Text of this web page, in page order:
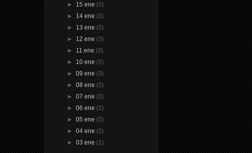
► 15 ene (3)
► 14 ene (3)
► 13 ene (3)
► 12 ene (3)
► 11 ene (3)
► 10 ene (3)
► 09 ene (3)
► 08 ene (3)
► 07 ene (3)
► 06 ene (2)
► 05 ene (3)
► 04 ene (3)
► 03 ene (1)